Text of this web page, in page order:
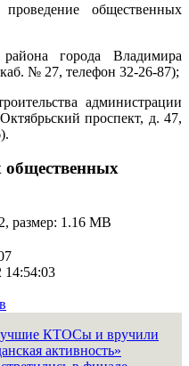
общественных
города Владимира
№ 27, телефон 32-26-87);
администрации
проспект, д. 47,
общественных
размер: 1.16 MB
14:54:03
КТОСы и вручили
активность»